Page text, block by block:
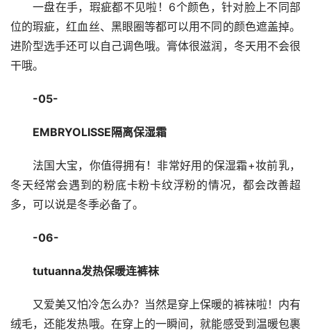
一盘在手，瑕疵都不见啦！6个颜色，针对脸上不同部
位的瑕疵，红血丝、黑眼圈等都可以用不同的颜色遮盖掉。
进阶型选手还可以自己调色哦。膏体很滋润，冬天用不会很
干哦。
-05-
EMBRYOLISSE隔离保湿霜
法国大宝，你值得拥有！非常好用的保湿霜+妆前乳，
冬天经常会遇到的粉底卡粉卡纹浮粉的情况，都会改善超
多，可以说是冬季必备了。
-06-
tutuanna发热保暖连裤袜
又爱美又怕冷怎么办？当然是穿上保暖的裤袜啦！内有
绒毛，还能发热哦。在穿上的一瞬间，就能感受到温暖包裹